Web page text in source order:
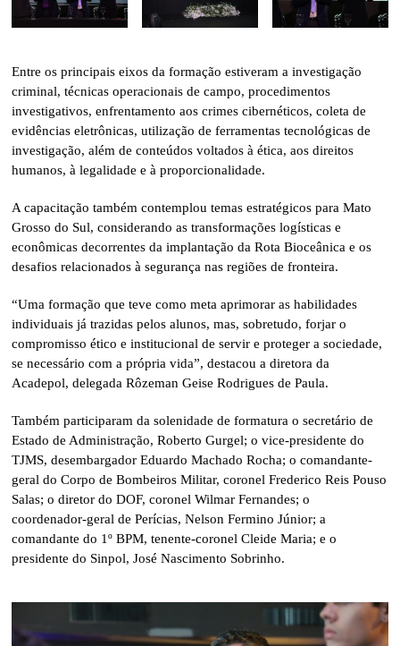
Entre os principais eixos da formação estiveram a investigação
criminal, técnicas operacionais de campo, procedimentos
investigativos, enfrentamento aos crimes cibernéticos, coleta de
evidências eletrônicas, utilização de ferramentas tecnológicas de
investigação, além de conteúdos voltados à ética, aos direitos
humanos, à legalidade e à proporcionalidade.
A capacitação também contemplou temas estratégicos para Mato
Grosso do Sul, considerando as transformações logísticas e
econômicas decorrentes da implantação da Rota Bioceânica e os
desafios relacionados à segurança nas regiões de fronteira.
“Uma formação que teve como meta aprimorar as habilidades
individuais já trazidas pelos alunos, mas, sobretudo, forjar o
compromisso ético e institucional de servir e proteger a sociedade,
se necessário com a própria vida”, destacou a diretora da
Acadepol, delegada Rôzeman Geise Rodrigues de Paula.
Também participaram da solenidade de formatura o secretário de
Estado de Administração, Roberto Gurgel; o vice-presidente do
TJMS, desembargador Eduardo Machado Rocha; o comandante-
geral do Corpo de Bombeiros Militar, coronel Frederico Reis Pouso
Salas; o diretor do DOF, coronel Wilmar Fernandes; o
coordenador-geral de Perícias, Nelson Fermino Júnior; a
comandante do 1º BPM, tenente-coronel Cleide Maria; e o
presidente do Sinpol, José Nascimento Sobrinho.